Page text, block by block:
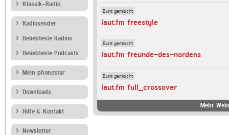
Klassik-Radio
Radiosender
Beliebteste Radios
Beliebteste Podcasts
Mein phonostar
Downloads
Hilfe & Kontakt
Newsletter
Bunt gemischt
laut.fm freestyle
Bunt gemischt
laut.fm freunde-des-nordens
Bunt gemischt
laut.fm full_crossover
Mehr